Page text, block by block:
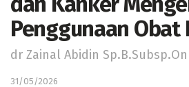
Penggunaan Obat
dr Zainal Abidin
31/05/2026